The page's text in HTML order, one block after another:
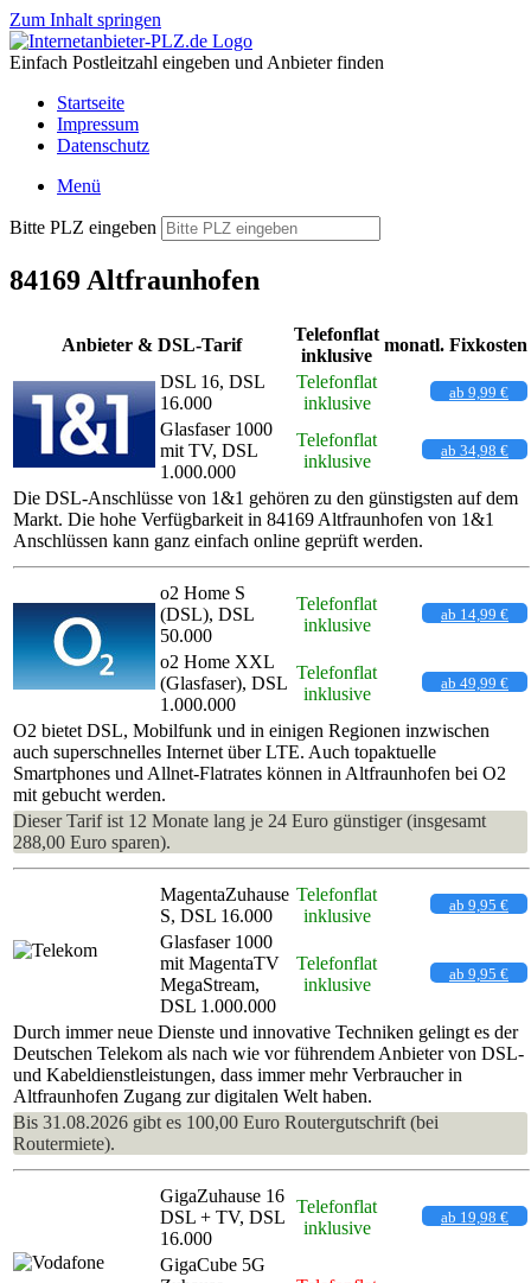
Zum Inhalt springen
Einfach Postleitzahl eingeben und Anbieter finden
Startseite
Impressum
Datenschutz
Menü
Bitte PLZ eingeben
84169 Altfraunhofen
Anbieter & DSL-Tarif
Telefonflat
inklusive
monatl. Fixkosten
DSL 16, DSL
16.000
Telefonflat
inklusive
ab 9,99 €
Glasfaser 1000
mit TV, DSL
1.000.000
Telefonflat
inklusive
ab 34,98 €
Die DSL-Anschlüsse von 1&1 gehören zu den günstigsten auf dem
Markt. Die hohe Verfügbarkeit in 84169 Altfraunhofen von 1&1
Anschlüssen kann ganz einfach online geprüft werden.
o2 Home S
(DSL), DSL
50.000
Telefonflat
inklusive
ab 14,99 €
o2 Home XXL
(Glasfaser), DSL
1.000.000
Telefonflat
inklusive
ab 49,99 €
O2 bietet DSL, Mobilfunk und in einigen Regionen inzwischen
auch superschnelles Internet über LTE. Auch topaktuelle
Smartphones und Allnet-Flatrates können in Altfraunhofen bei O2
mit gebucht werden.
Dieser Tarif ist 12 Monate lang je 24 Euro günstiger (insgesamt
288,00 Euro sparen).
MagentaZuhause
S, DSL 16.000
Telefonflat
inklusive
ab 9,95 €
Glasfaser 1000
mit MagentaTV
MegaStream,
DSL 1.000.000
Telefonflat
inklusive
ab 9,95 €
Durch immer neue Dienste und innovative Techniken gelingt es der
Deutschen Telekom als nach wie vor führendem Anbieter von DSL-
und Kabeldienstleistungen, dass immer mehr Verbraucher in
Altfraunhofen Zugang zur digitalen Welt haben.
Bis 31.08.2026 gibt es 100,00 Euro Routergutschrift (bei
Routermiete).
GigaZuhause 16
DSL + TV, DSL
16.000
Telefonflat
inklusive
ab 19,98 €
GigaCube 5G